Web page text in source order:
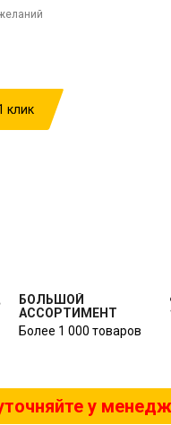
клик
БОЛЬШОЙ
АССОРТИМЕНТ
Более 1 000 товаров
у